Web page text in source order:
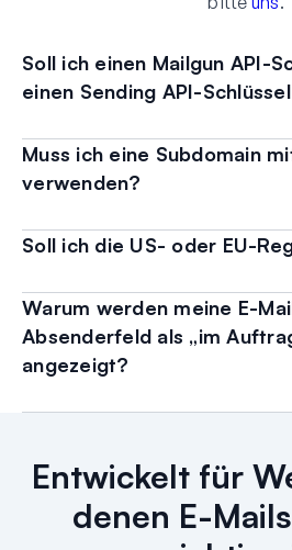
Soll ich einen Mailgun API-
einen Sending API-
Muss ich eine Subdomain
verwenden?
Soll ich die US- oder EU-
Warum werden meine E-
Absenderfeld als „im
angezeigt?
Entwickelt für
denen E-